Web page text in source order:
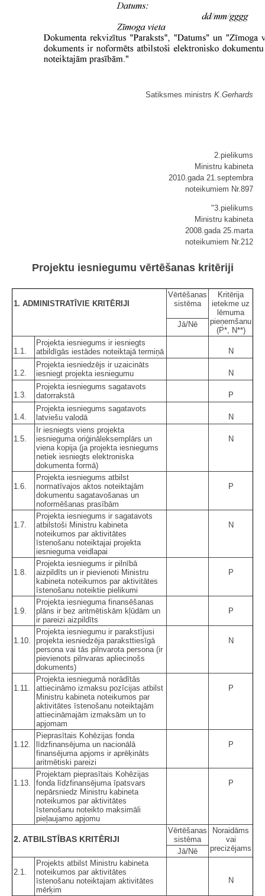
Satiksmes ministrs K.Gerhards
2.pielikums
Ministru kabineta
2010.gada 21.septembra
noteikumiem Nr.897
"3.pielikums
Ministru kabineta
2008.gada 25.marta
noteikumiem Nr.212
Projektu iesniegumu vērtēšanas kritēriji
1. ADMINISTRATĪVIE KRITĒRIJI
Vērtēšanas
sistēma
Kritērija
ietekme uz
lēmuma
pieņemšanu
(P*, N**)
Jā/Nē
1.1.
Projekta iesniegums ir iesniegts
atbildīgās iestādes noteiktajā termiņā
N
1.2.
Projekta iesniedzējs ir uzaicināts
iesniegt projekta iesniegumu
N
1.3.
Projekta iesniegums sagatavots
datorrakstā
P
1.4.
Projekta iesniegums sagatavots
latviešu valodā
N
1.5.
Ir iesniegts viens projekta
iesnieguma oriģināleksemplārs un
viena kopija (ja projekta iesniegums
netiek iesniegts elektroniska
dokumenta formā)
N
1.6.
Projekta iesniegums atbilst
normatīvajos aktos noteiktajām
dokumentu sagatavošanas un
noformēšanas prasībām
P
1.7.
Projekta iesniegums ir sagatavots
atbilstoši Ministru kabineta
noteikumos par aktivitātes
īstenošanu noteiktajai projekta
iesnieguma veidlapai
N
1.8.
Projekta iesniegums ir pilnībā
aizpildīts un ir pievienoti Ministru
kabineta noteikumos par aktivitātes
īstenošanu noteiktie pielikumi
P
1.9.
Projekta iesnieguma finansēšanas
plāns ir bez aritmētiskām kļūdām un
ir pareizi aizpildīts
P
1.10.
Projekta iesniegumu ir parakstījusi
projekta iesniedzēja paraksttiesīgā
persona vai tās pilnvarota persona (ir
pievienots pilnvaras apliecinošs
dokuments)
N
1.11.
Projekta iesniegumā norādītās
attiecināmo izmaksu pozīcijas atbilst
Ministru kabineta noteikumos par
aktivitātes īstenošanu noteiktajām
attiecināmajām izmaksām un to
apjomam
P
1.12.
Pieprasītais Kohēzijas fonda
līdzfinansējuma un nacionālā
finansējuma apjoms ir aprēķināts
aritmētiski pareizi
P
1.13.
Projektam pieprasītais Kohēzijas
fonda līdzfinansējuma īpatsvars
nepārsniedz Ministru kabineta
noteikumos par aktivitātes
īstenošanu noteikto maksimāli
pieļaujamo apjomu
P
2. ATBILSTĪBAS KRITĒRIJI
Vērtēšanas
sistēma
Noraidāms
vai
precizējams
Jā/Nē
2.1.
Projekts atbilst Ministru kabineta
noteikumos par aktivitātes
īstenošanu noteiktajam aktivitātes
mērķim
N